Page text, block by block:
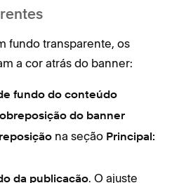
fundo transparente, os
a cor atrás do banner:
fundo do conteúdo
do banner
na seção Principal:
da publicação. O ajuste